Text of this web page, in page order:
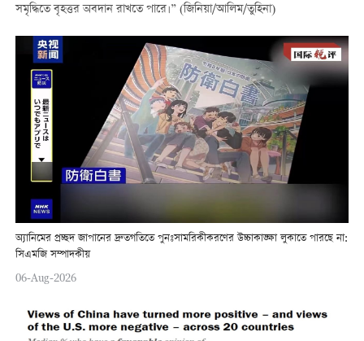
সমৃদ্ধিতে বৃহত্তর অবদান রাখতে পারে।” (জিনিয়া/আলিম/তুহিনা)
অ্যানিমের প্রচ্ছদ জাপানের দ্রুতগতিতে পুনঃসামরিকীকরণের উচ্চাকাঙ্ক্ষা লুকাতে পারছে না:
সিএমজি সম্পাদকীয়
06-Aug-2026